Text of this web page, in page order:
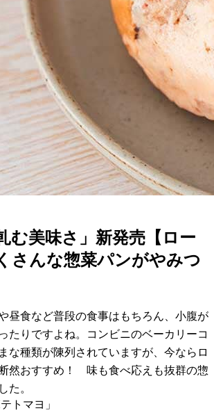
む美味さ」新発売【ロー
さんな惣菜パンがやみつ
昼食など普段の食事はもちろん、小腹が
たりですよね。コンビニのベーカリーコ
な種類が陳列されていますが、今ならロ
然おすすめ！ 味も食べ応えも抜群の惣
た。
トマヨ」